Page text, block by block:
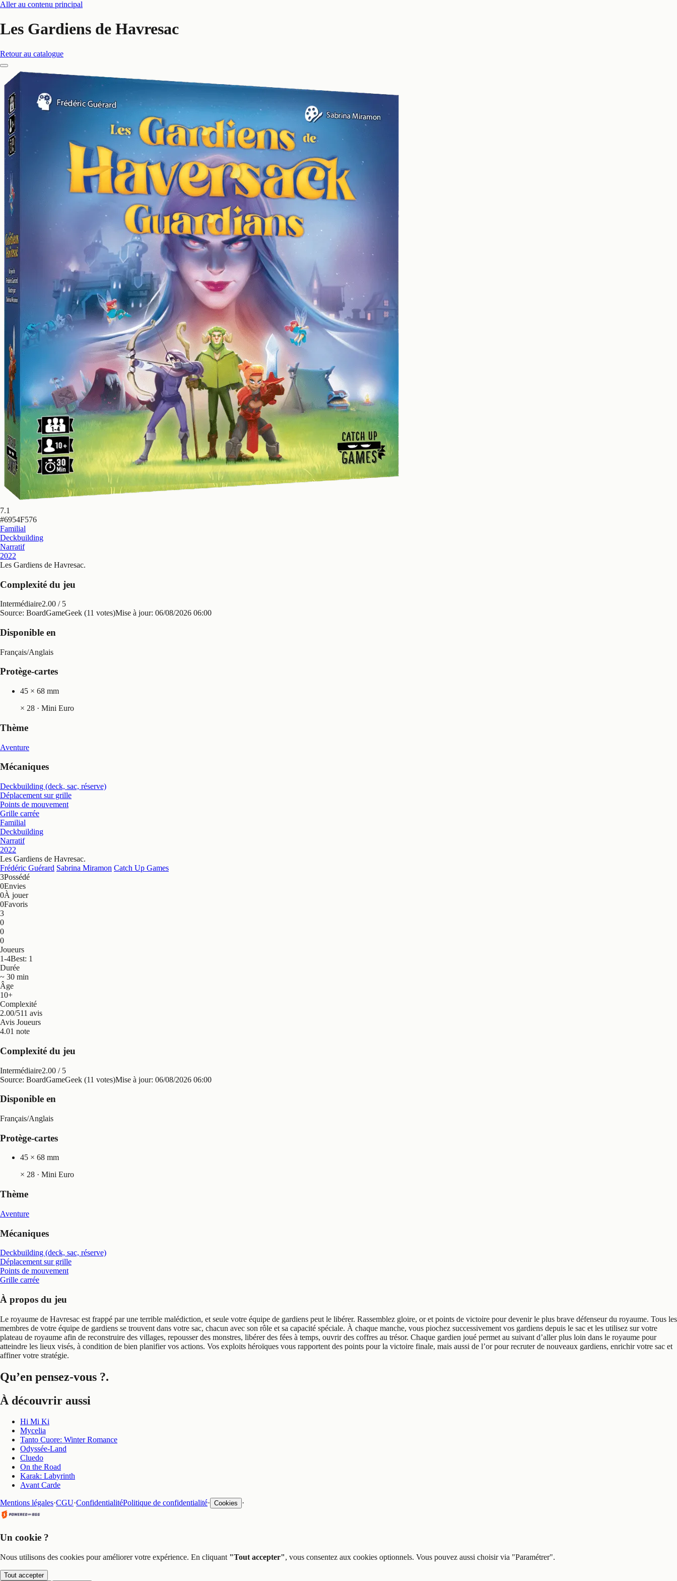
Aller au contenu principal
Les Gardiens de Havresac
Retour au catalogue
7.1
#6954F576
Familial
Deckbuilding
Narratif
2022
Les Gardiens de Havresac.
Complexité du jeu
Intermédiaire2.00 / 5
Source: BoardGameGeek (11 votes)Mise à jour: 06/08/2026 06:00
Disponible en
Français/Anglais
Protège-cartes
45 × 68 mm
× 28 · Mini Euro
Thème
Aventure
Mécaniques
Deckbuilding (deck, sac, réserve)
Déplacement sur grille
Points de mouvement
Grille carrée
Familial
Deckbuilding
Narratif
2022
Les Gardiens de Havresac.
Frédéric Guérard Sabrina Miramon Catch Up Games
3Possédé
0Envies
0À jouer
0Favoris
3
0
0
0
Joueurs
1-4Best: 1
Durée
~ 30 min
Âge
10+
Complexité
2.00/511 avis
Avis Joueurs
4.01 note
Complexité du jeu
Intermédiaire2.00 / 5
Source: BoardGameGeek (11 votes)Mise à jour: 06/08/2026 06:00
Disponible en
Français/Anglais
Protège-cartes
45 × 68 mm
× 28 · Mini Euro
Thème
Aventure
Mécaniques
Deckbuilding (deck, sac, réserve)
Déplacement sur grille
Points de mouvement
Grille carrée
À propos du jeu
Le royaume de Havresac est frappé par une terrible malédiction, et seule votre équipe de gardiens peut le libérer. Rassemblez gloire, or et points de victoire pour devenir le plus brave défenseur du royaume. Tous les
membres de votre équipe de gardiens se trouvent dans votre sac, chacun avec son rôle et sa capacité spéciale. À chaque manche, vous piochez successivement vos gardiens depuis le sac et les utilisez sur votre
plateau de royaume afin de reconstruire des villages, repousser des monstres, libérer des fées à temps, ouvrir des coffres au trésor. Chaque gardien joué permet au suivant d’aller plus loin dans le royaume pour
atteindre les lieux visés, à condition de bien planifier vos actions. Vos exploits héroïques vous rapportent des points pour la victoire finale, mais aussi de l’or pour recruter de nouveaux gardiens, enrichir votre sac et
affiner votre stratégie.
Qu’en pensez-vous ?.
À découvrir aussi
Hi Mi Ki
Mycelia
Tanto Cuore: Winter Romance
Odyssée-Land
Cluedo
On the Road
Karak: Labyrinth
Avant Carde
Mentions légales·CGU·ConfidentialitéPolitique de confidentialité· Cookies ·
Un cookie ?
Nous utilisons des cookies pour améliorer votre expérience. En cliquant "Tout accepter", vous consentez aux cookies optionnels. Vous pouvez aussi choisir via "Paramétrer".
Tout accepter